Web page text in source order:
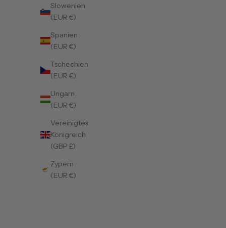
Slowenien
(EUR €)
Spanien
(EUR €)
Tschechien
(EUR €)
Ungarn
(EUR €)
Vereinigtes
Königreich
(GBP £)
Zypern
(EUR €)